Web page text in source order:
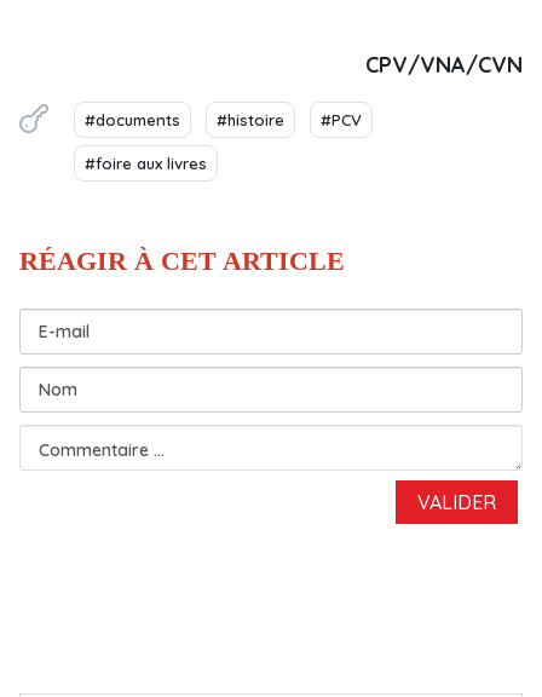
CPV/VNA/CVN
#documents #histoire #PCV
#foire aux livres